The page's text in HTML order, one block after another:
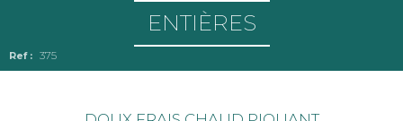
375
ENTIÈRES